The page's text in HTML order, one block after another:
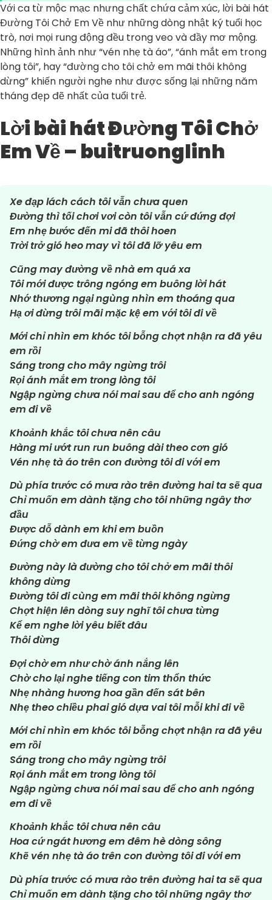
Với ca từ mộc mạc nhưng chất chứa cảm xúc, lời bài hát
Đường Tôi Chở Em Về như những dòng nhật ký tuổi học
trò, nơi mọi rung động đều trong veo và đầy mơ mộng.
Những hình ảnh như “vén nhẹ tà áo”, “ánh mắt em trong
lòng tôi”, hay “đường cho tôi chở em mãi thôi không
dừng” khiến người nghe như được sống lại những năm
tháng đẹp đẽ nhất của tuổi trẻ.
Lời bài hát Đường Tôi Chở
Em Về – buitruonglinh
Xe đạp lách cách tôi vẫn chưa quen
Đường thì tối chơi vơi còn tôi vẫn cứ đứng đợi
Em nhẹ bước đến mi đã thôi hoen
Trời trở gió heo may vì tôi đã lỡ yêu em
Cũng may đường về nhà em quá xa
Tôi mới được trông ngóng em buông lời hát
Nhớ thương ngại ngùng nhìn em thoáng qua
Hạ ơi đừng trôi mãi mặc kệ em với tôi đi về
Mới chỉ nhìn em khóc tôi bỗng chợt nhận ra đã yêu
em rồi
Sáng trong cho mây ngừng trôi
Rọi ánh mắt em trong lòng tôi
Ngập ngừng chưa nói mai sau để cho anh ngóng
em đi về
Khoảnh khắc tôi chưa nên câu
Hàng mi ướt run run buông dài theo cơn gió
Vén nhẹ tà áo trên con đường tôi đi với em
Dù phía trước có mưa rào trên đường hai ta sẽ qua
Chỉ muốn em dành tặng cho tôi những ngây thơ
đầu
Được dỗ dành em khi em buồn
Đứng chờ em đưa em về từng ngày
Đường này là đường cho tôi chở em mãi thôi
không dừng
Đường tôi đi cùng em mãi thôi không ngừng
Chợt hiện lên dòng suy nghĩ tôi chưa từng
Kể em nghe lời yêu biết đâu
Thôi đừng
Đợi chờ em như chờ ánh nắng lên
Chờ cho lại nghe tiếng con tim thổn thức
Nhẹ nhàng hương hoa gần đến sát bên
Nhẹ theo chiều phai gió dựa vai tôi mỗi khi đi về
Mới chỉ nhìn em khóc tôi bỗng chợt nhận ra đã yêu
em rồi
Sáng trong cho mây ngừng trôi
Rọi ánh mắt em trong lòng tôi
Ngập ngừng chưa nói mai sau để cho anh ngóng
em đi về
Khoảnh khắc tôi chưa nên câu
Hoa cứ ngát hương em đêm hè dòng sông
Khẽ vén nhẹ tà áo trên con đường tôi đi với em
Dù phía trước có mưa rào trên đường hai ta sẽ qua
Chỉ muốn em dành tặng cho tôi những ngây thơ